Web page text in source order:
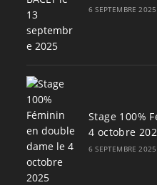
6 SEPTEMBRE 2025
Stage 100%
4 octobre
6 SEPTEMBRE 2025